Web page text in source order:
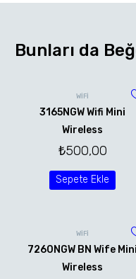
Bunları da
WİFİ
3165NGW Wifi Mini
Wireless
₺500,00
Sepete Ekle
WİFİ
7260NGW BN Wife Mini
Wireless